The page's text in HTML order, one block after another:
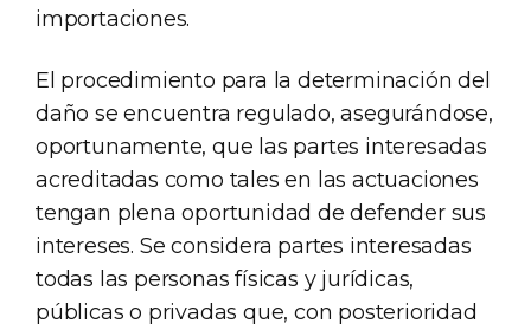
importaciones.
El procedimiento para la determinación del
daño se encuentra regulado, asegurándose,
oportunamente, que las partes interesadas
acreditadas como tales en las actuaciones
tengan plena oportunidad de defender sus
intereses. Se considera partes interesadas
todas las personas físicas y jurídicas,
públicas o privadas que, con posterioridad